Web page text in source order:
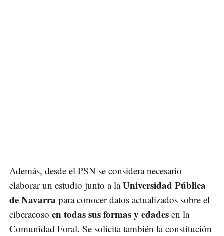
Además, desde el PSN se considera necesario
elaborar un estudio junto a laUniversidad Pública
de Navarra para conocer datos actualizados sobre el
ciberacoso en todas sus formas y edades en la
Comunidad Foral. Se solicita también la constitución